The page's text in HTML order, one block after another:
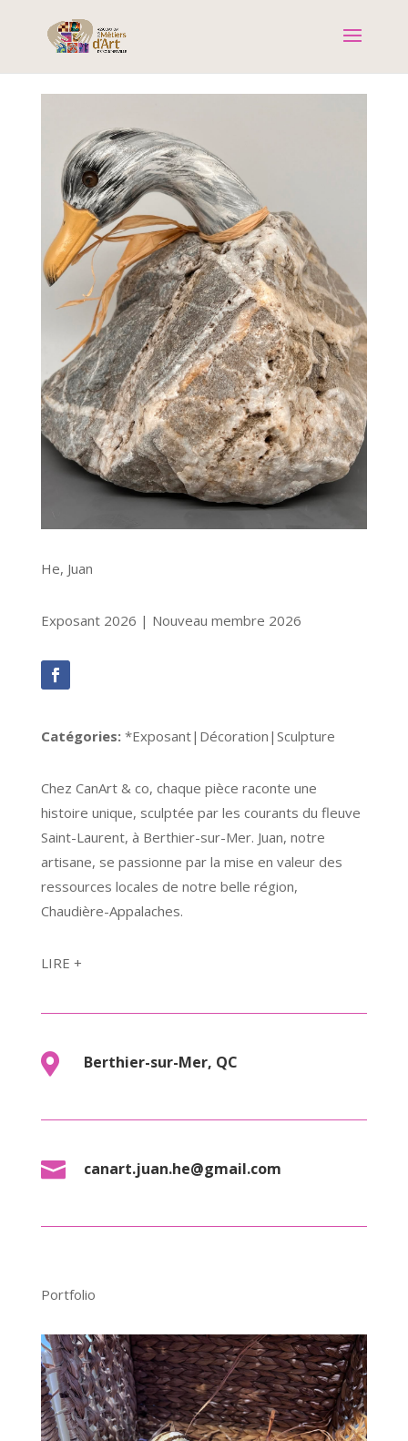
He, Juan
Exposant 2026 | Nouveau membre 2026
Catégories: *Exposant|Décoration|Sculpture
Chez CanArt & co, chaque pièce raconte une
histoire unique, sculptée par les courants du fleuve
Saint-Laurent, à Berthier-sur-Mer. Juan, notre
artisane, se passionne par la mise en valeur des
ressources locales de notre belle région,
Chaudière-Appalaches.
LIRE +
 Berthier-sur-Mer, QC
 canart.juan.he@gmail.com
Portfolio